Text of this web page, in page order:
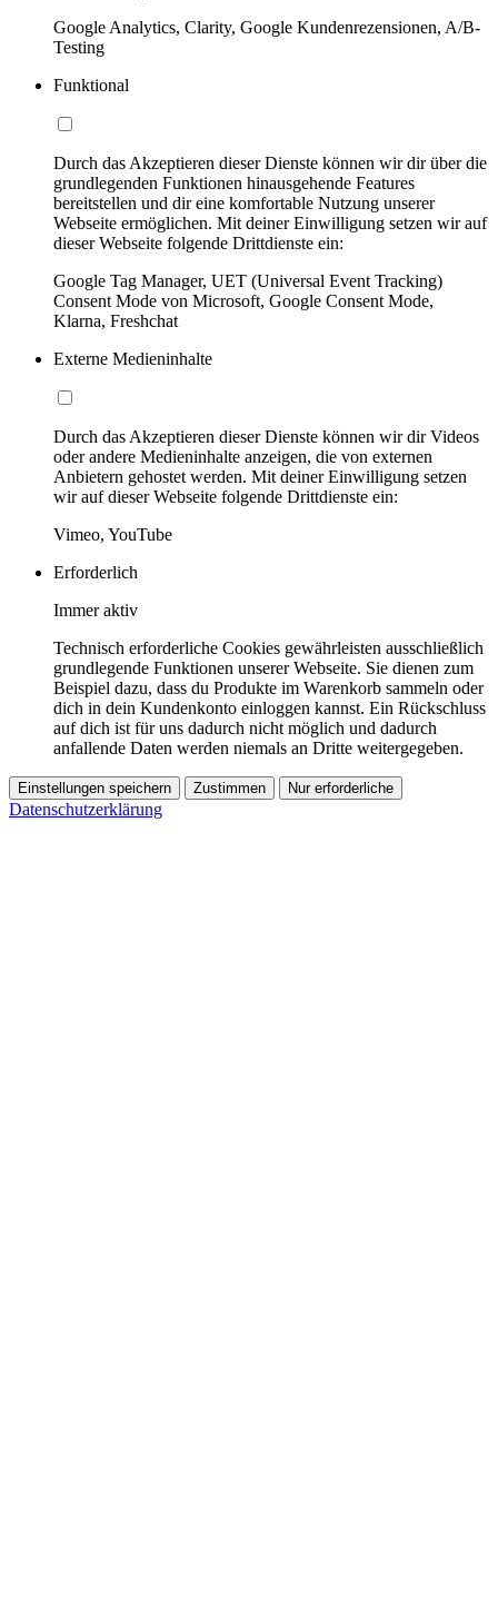
Google Analytics, Clarity, Google Kundenrezensionen, A/B-
Testing
Funktional
Durch das Akzeptieren dieser Dienste können wir dir über die
grundlegenden Funktionen hinausgehende Features
bereitstellen und dir eine komfortable Nutzung unserer
Webseite ermöglichen. Mit deiner Einwilligung setzen wir auf
dieser Webseite folgende Drittdienste ein:
Google Tag Manager, UET (Universal Event Tracking)
Consent Mode von Microsoft, Google Consent Mode,
Klarna, Freshchat
Externe Medieninhalte
Durch das Akzeptieren dieser Dienste können wir dir Videos
oder andere Medieninhalte anzeigen, die von externen
Anbietern gehostet werden. Mit deiner Einwilligung setzen
wir auf dieser Webseite folgende Drittdienste ein:
Vimeo, YouTube
Erforderlich
Immer aktiv
Technisch erforderliche Cookies gewährleisten ausschließlich
grundlegende Funktionen unserer Webseite. Sie dienen zum
Beispiel dazu, dass du Produkte im Warenkorb sammeln oder
dich in dein Kundenkonto einloggen kannst. Ein Rückschluss
auf dich ist für uns dadurch nicht möglich und dadurch
anfallende Daten werden niemals an Dritte weitergegeben.
Einstellungen speichern Zustimmen Nur erforderliche
Datenschutzerklärung